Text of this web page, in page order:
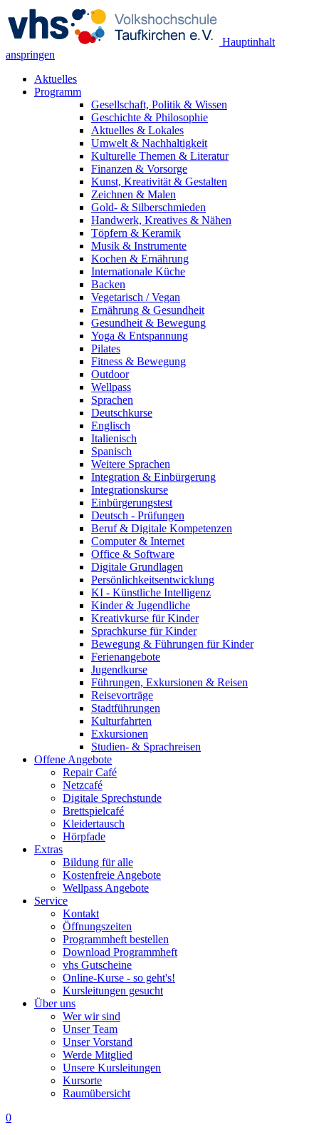
Hauptinhalt
anspringen
Aktuelles
Programm
Gesellschaft, Politik & Wissen
Geschichte & Philosophie
Aktuelles & Lokales
Umwelt & Nachhaltigkeit
Kulturelle Themen & Literatur
Finanzen & Vorsorge
Kunst, Kreativität & Gestalten
Zeichnen & Malen
Gold- & Silberschmieden
Handwerk, Kreatives & Nähen
Töpfern & Keramik
Musik & Instrumente
Kochen & Ernährung
Internationale Küche
Backen
Vegetarisch / Vegan
Ernährung & Gesundheit
Gesundheit & Bewegung
Yoga & Entspannung
Pilates
Fitness & Bewegung
Outdoor
Wellpass
Sprachen
Deutschkurse
Englisch
Italienisch
Spanisch
Weitere Sprachen
Integration & Einbürgerung
Integrationskurse
Einbürgerungstest
Deutsch - Prüfungen
Beruf & Digitale Kompetenzen
Computer & Internet
Office & Software
Digitale Grundlagen
Persönlichkeitsentwicklung
KI - Künstliche Intelligenz
Kinder & Jugendliche
Kreativkurse für Kinder
Sprachkurse für Kinder
Bewegung & Führungen für Kinder
Ferienangebote
Jugendkurse
Führungen, Exkursionen & Reisen
Reisevorträge
Stadtführungen
Kulturfahrten
Exkursionen
Studien- & Sprachreisen
Offene Angebote
Repair Café
Netzcafé
Digitale Sprechstunde
Brettspielcafé
Kleidertausch
Hörpfade
Extras
Bildung für alle
Kostenfreie Angebote
Wellpass Angebote
Service
Kontakt
Öffnungszeiten
Programmheft bestellen
Download Programmheft
vhs Gutscheine
Online-Kurse - so geht's!
Kursleitungen gesucht
Über uns
Wer wir sind
Unser Team
Unser Vorstand
Werde Mitglied
Unsere Kursleitungen
Kursorte
Raumübersicht
0